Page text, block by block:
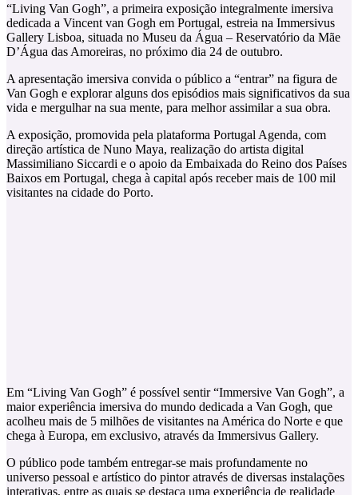
“Living Van Gogh”, a primeira exposição integralmente imersiva
dedicada a Vincent van Gogh em Portugal, estreia na Immersivus
Gallery Lisboa, situada no Museu da Água – Reservatório da Mãe
D’Água das Amoreiras, no próximo dia 24 de outubro.
A apresentação imersiva convida o público a “entrar” na figura de
Van Gogh e explorar alguns dos episódios mais significativos da sua
vida e mergulhar na sua mente, para melhor assimilar a sua obra.
A exposição, promovida pela plataforma Portugal Agenda, com
direção artística de Nuno Maya, realização do artista digital
Massimiliano Siccardi e o apoio da Embaixada do Reino dos Países
Baixos em Portugal, chega à capital após receber mais de 100 mil
visitantes na cidade do Porto.
Em “Living Van Gogh” é possível sentir “Immersive Van Gogh”, a
maior experiência imersiva do mundo dedicada a Van Gogh, que
acolheu mais de 5 milhões de visitantes na América do Norte e que
chega à Europa, em exclusivo, através da Immersivus Gallery.
O público pode também entregar-se mais profundamente no
universo pessoal e artístico do pintor através de diversas instalações
interativas, entre as quais se destaca uma experiência de realidade